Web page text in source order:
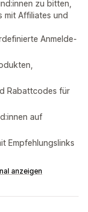
zu bitten,
mit Affiliates und
Anmelde-
Rabattcodes für
auf
Empfehlungslinks
anzeigen